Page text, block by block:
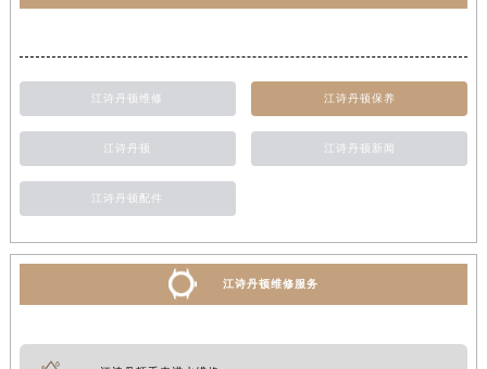
江诗丹顿维修 江诗丹顿保养
江诗丹顿 江诗丹顿新闻
江诗丹顿配件
江诗丹顿维修服务